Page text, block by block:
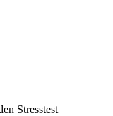
Stresstest